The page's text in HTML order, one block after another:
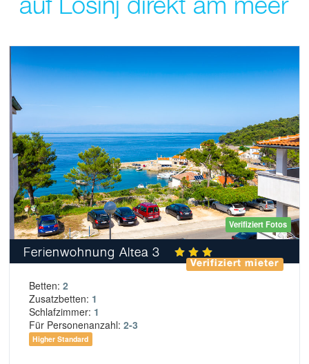
Verifiziert Fotos
Ferienwohnung Altea 3
Verifiziert mieter
Betten: 2
Zusatzbetten: 1
Schlafzimmer: 1
Für Personenanzahl: 2-3
Higher Standard